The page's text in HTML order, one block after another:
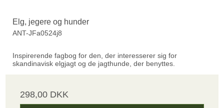
Elg, jegere og hunder
ANT-JFa0524j8
Inspirerende fagbog for den, der interesserer sig for
skandinavisk elgjagt og de jagthunde, der benyttes.
298,00 DKK